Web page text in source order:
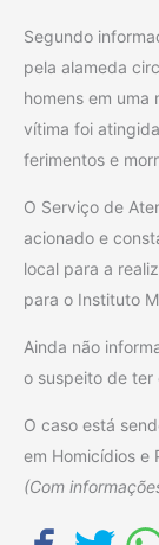
Segundo
pela alameda
homens em
vítima foi
ferimentos e
O Serviço de
acionado e
local para a
para o Instituto
Ainda não
o suspeito de ter
O caso está
em Homicídios e
(Com